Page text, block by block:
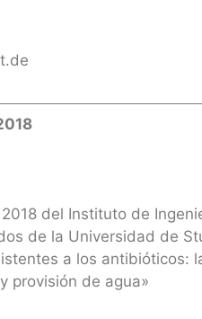
del Instituto de
de la Universidad de
a los antibióticos:
provisión de agua»